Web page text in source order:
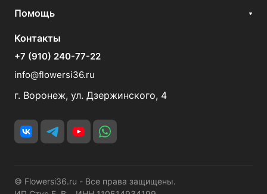
Помощь
Контакты
+7 (910) 240-77-22
info@flowersi36.ru
г. Воронеж, ул. Дзержинского, 4
© Flowersi36.ru - Все права защищены.